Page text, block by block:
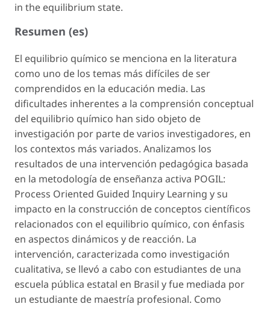
in the equilibrium state.
Resumen (es)
El equilibrio químico se menciona en la literatura
como uno de los temas más difíciles de ser
comprendidos en la educación media. Las
dificultades inherentes a la comprensión conceptual
del equilibrio químico han sido objeto de
investigación por parte de varios investigadores, en
los contextos más variados. Analizamos los
resultados de una intervención pedagógica basada
en la metodología de enseñanza activa POGIL:
Process Oriented Guided Inquiry Learning y su
impacto en la construcción de conceptos científicos
relacionados con el equilibrio químico, con énfasis
en aspectos dinámicos y de reacción. La
intervención, caracterizada como investigación
cualitativa, se llevó a cabo con estudiantes de una
escuela pública estatal en Brasil y fue mediada por
un estudiante de maestría profesional. Como